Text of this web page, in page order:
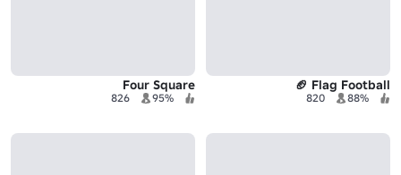
Flag Football 🏈
88%
820
Four Square
95%
826